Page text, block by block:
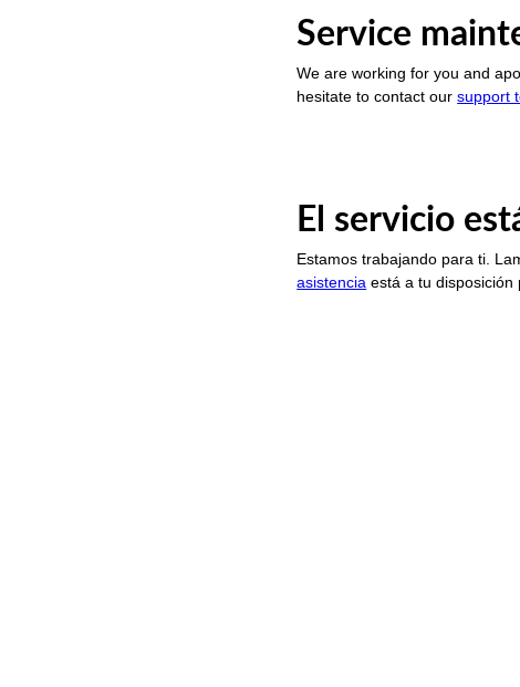
Service
We are working for you and
hesitate to contact oursupport
El servicio
Estamos trabajando para ti.
asistencia está a tu disposición